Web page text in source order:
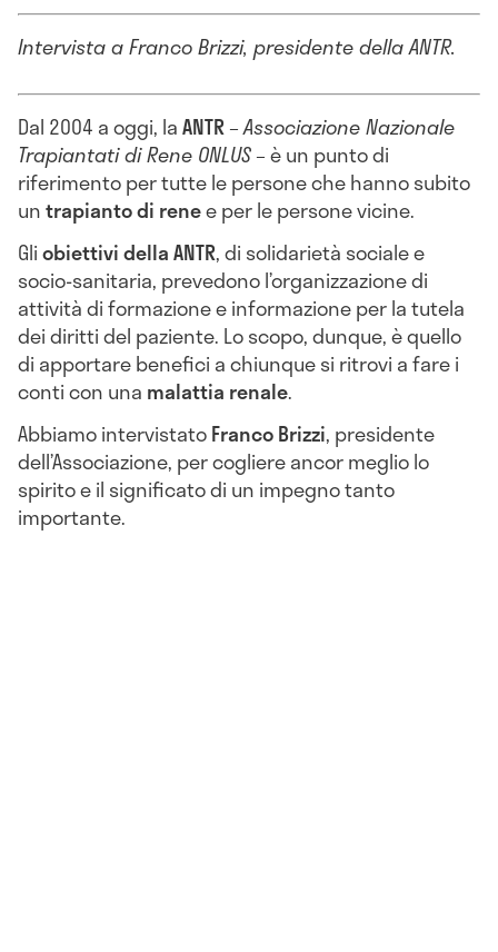
Intervista a Franco Brizzi, presidente della ANTR.
Dal 2004 a oggi, laANTR–Associazione Nazionale
Trapiantati di Rene ONLUS– è un punto di
riferimento per tutte le persone che hanno subito
untrapianto di renee per le persone vicine.
Gliobiettivi della ANTR, di solidarietà sociale e
socio-sanitaria, prevedono l’organizzazione di
attività di formazione e informazione per la tutela
dei diritti del paziente. Lo scopo, dunque, è quello
di apportare benefici a chiunque si ritrovi a fare i
conti con una malattia renale.
Abbiamo intervistatoFranco Brizzi, presidente
dell’Associazione, per cogliere ancor meglio lo
spirito e il significato di un impegno tanto
importante.